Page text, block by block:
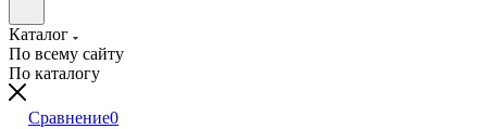
Каталог
По всему сайту
По каталогу
Сравнение0